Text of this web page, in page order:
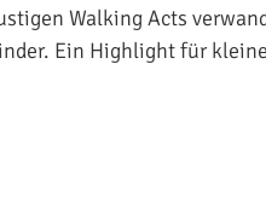
Walking Acts
Ein Highlight für